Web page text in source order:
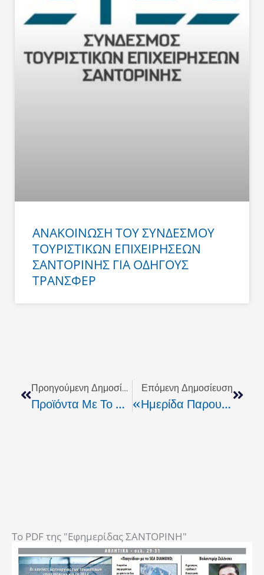
ΑΝΑΚΟΙΝΩΣΗ ΤΟΥ ΣΥΝΔΕΣΜΟΥ
ΤΟΥΡΙΣΤΙΚΩΝ ΕΠΙΧΕΙΡΗΣΕΩΝ
ΣΑΝΤΟΡΙΝΗΣ ΓΙΑ ΟΔΗΓΟΥΣ
ΤΡΑΝΣΦΕΡ
Προηγούμενη Δημοσίευση
Προϊόντα Με Το Σήμα Κάνναβης
Επόμενη Δημοσίευση
«Ημερίδα Παρουσίασης Προγράμματος ΠΡΑΣΙΝΗ ΕΠΙΧΕΙΡΗΣΗ 2010»
To PDF της "Εφημερίδας ΣΑΝΤΟΡΙΝΗ"